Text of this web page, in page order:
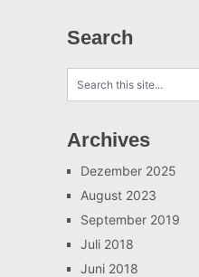
Search
Archives
Dezember 2025
August 2023
September 2019
Juli 2018
Juni 2018